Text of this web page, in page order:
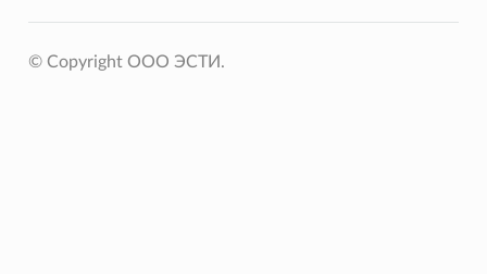
© Copyright OOO ЭСТИ.